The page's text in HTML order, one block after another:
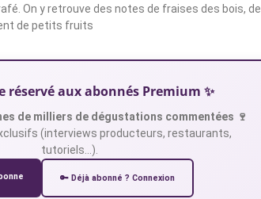
On y retrouve des notes de fraises des bois, de
de petits fruits
réservé aux abonnés Premium ✨
de milliers de dégustations commentées 🍷
(interviews producteurs, restaurants,
tutoriels…).
🔑 Déjà abonné ? Connexion